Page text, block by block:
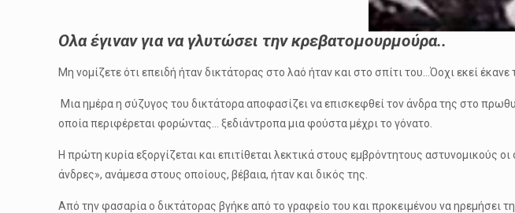
Ολα έγιναν για να γλυτώσει την κρεβατομουρμούρα..
Μη νομίζετε ότι επειδή ήταν δικτάτορας στο λαό ήταν και στο σπίτι του…Όοχι εκεί έκανε
Μια ημέρα η σύζυγος του δικτάτορα αποφασίζει να επισκεφθεί τον άνδρα της στο
οποία περιφέρεται φορώντας… ξεδιάντροπα μια φούστα μέχρι το γόνατο.
Η πρώτη κυρία εξοργίζεται και επιτίθεται λεκτικά στους εμβρόντητους αστυνομικούς
άνδρες», ανάμεσα στους οποίους, βέβαια, ήταν και δικός της.
Από την φασαρία ο δικτάτορας βγήκε από το γραφείο του και προκειμένου να ηρεμήσει